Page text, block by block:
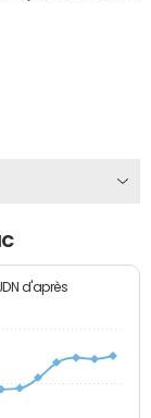
d'après